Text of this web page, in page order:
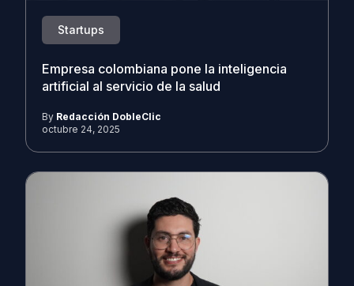
Startups
Empresa colombiana pone la inteligencia
artificial al servicio de la salud
By Redacción DobleClic
octubre 24, 2025